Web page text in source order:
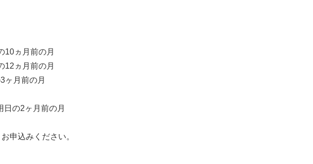
10ヵ月前の月
12 ヵ月前の月
3ヶ月前の月
日の2ヶ月前の月
申込みください。